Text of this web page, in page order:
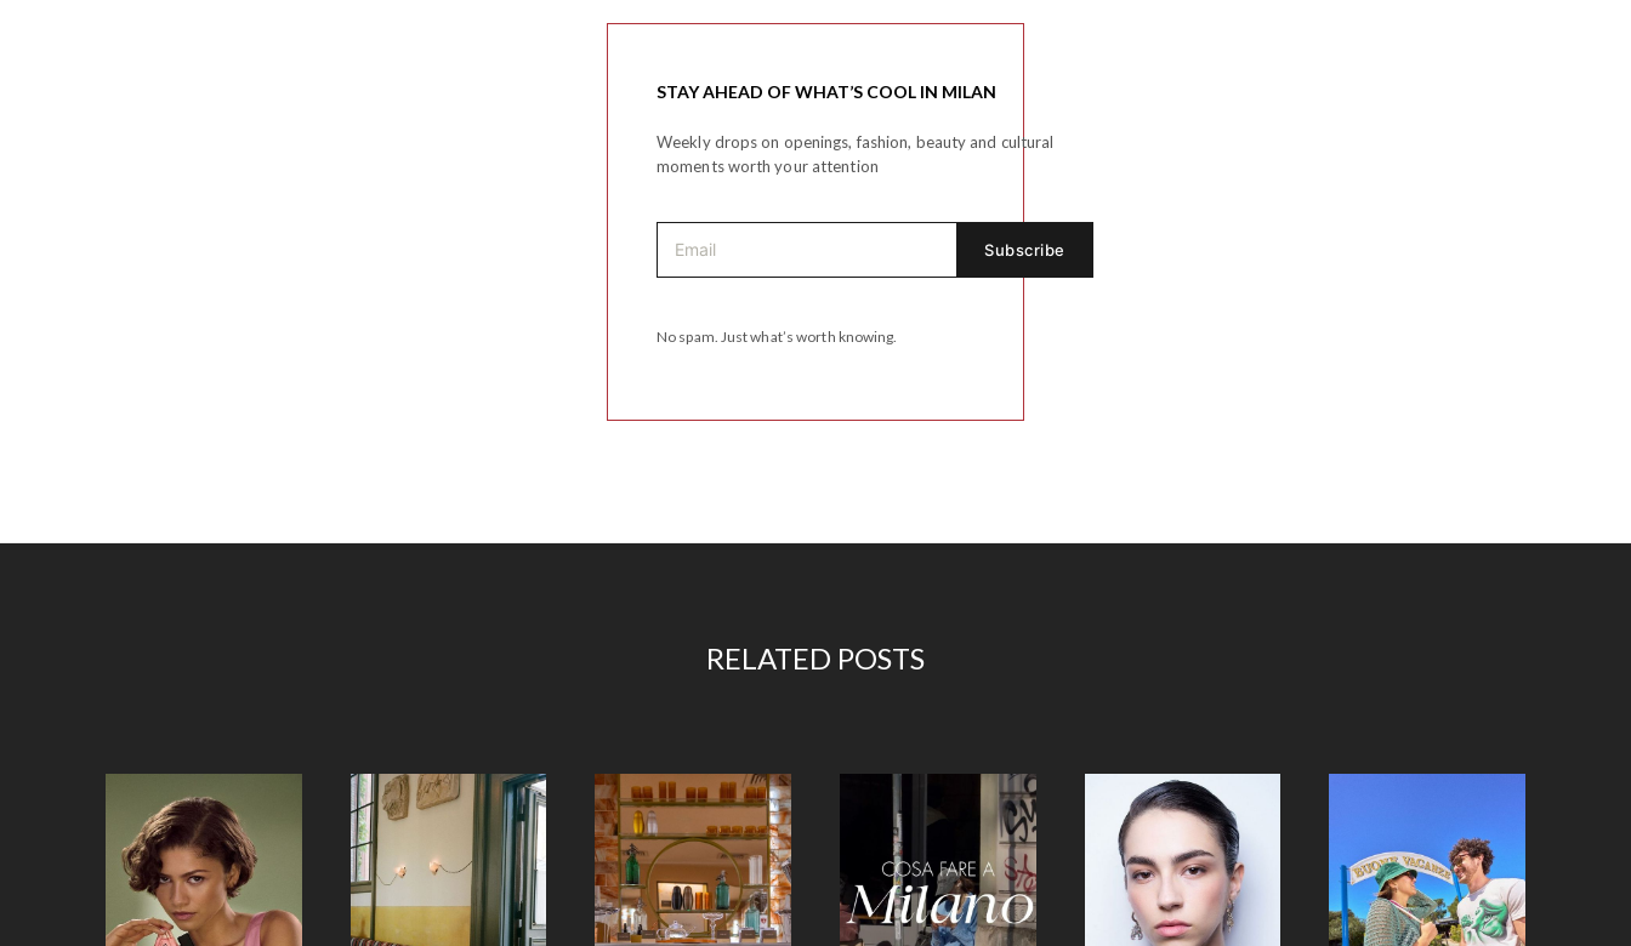
STAY AHEAD OF WHAT’S COOL IN MILAN
Weekly drops on openings, fashion, beauty and cultural
moments worth your attention
No spam. Just what’s worth knowing.
RELATED POSTS